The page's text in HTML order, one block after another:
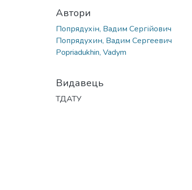
Автори
Попрядухін, Вадим Сергійович
Попрядухин, Вадим Сергеевич
Popriadukhin, Vadym
Видавець
ТДАТУ